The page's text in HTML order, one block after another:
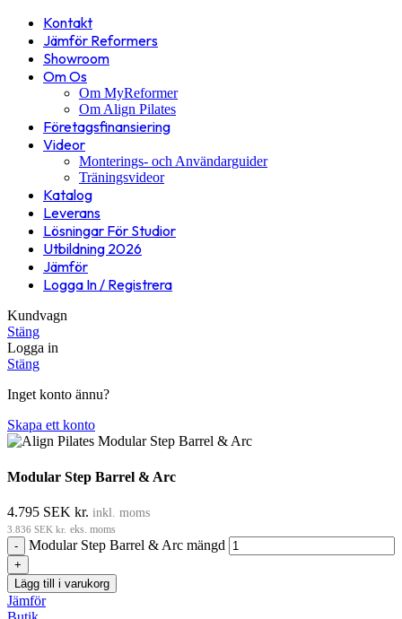
Kontakt
Jämför Reformers
Showroom
Om Os
Om MyReformer
Om Align Pilates
Företagsfinansiering
Videor
Monterings- och Användarguider
Träningsvideor
Katalog
Leverans
Lösningar För Studior
Utbildning 2026
Jämför
Logga In / Registrera
Kundvagn
Stäng
Logga in
Stäng
Inget konto ännu?
Skapa ett konto
Modular Step Barrel & Arc
4.795 SEK kr. inkl. moms
3.836 SEK kr. eks. moms
Modular Step Barrel & Arc mängd
Lägg till i varukorg
Jämför